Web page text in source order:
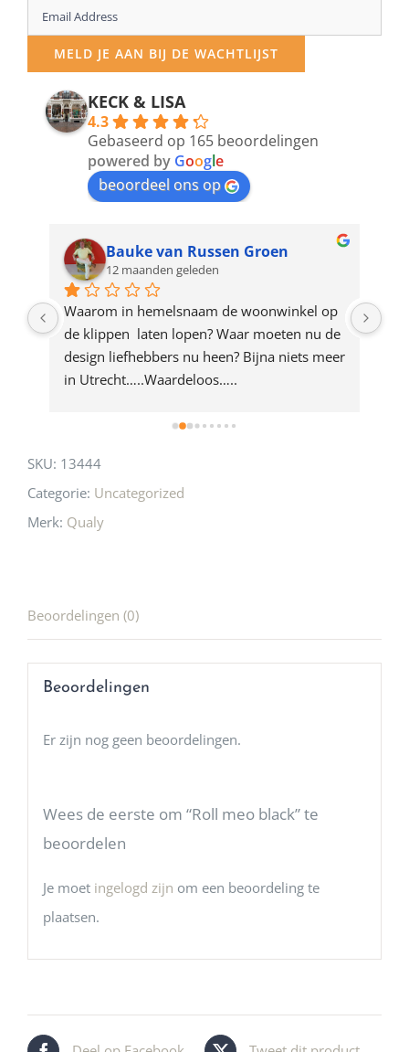
Enter
your
email
address
product
MELD JE AAN BIJ DE WACHTLIJST
KECK & LISA
4.3
Gebaseerd op 165 beoordelingen
powered by Google
beoordeel ons op
Bauke van Russen Groen
12 maanden geleden
Waarom in hemelsnaam de woonwinkel op
de klippen  laten lopen? Waar moeten nu de
design liefhebbers nu heen? Bijna niets meer
in Utrecht…..Waardeloos…..
SKU: 13444
Categorie: Uncategorized
Merk: Qualy
Beoordelingen (0)
Beoordelingen
Er zijn nog geen beoordelingen.
Wees de eerste om “Roll meo black” te
beoordelen
Je moet ingelogd zijn om een beoordeling te
plaatsen.